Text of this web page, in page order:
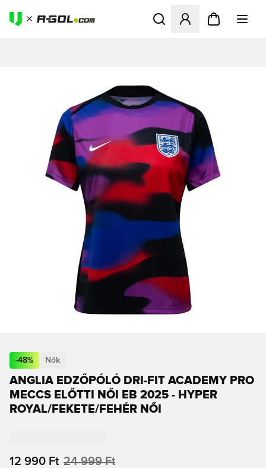
Megnyit egy modált a
-48% Nők
ANGLIA EDZŐPÓLÓ DRI-FIT ACADEMY PRO
MECCS ELŐTTI NŐI EB 2025 - HYPER
ROYAL/FEKETE/FEHÉR NŐI
12 990 Ft 24 999 Ft